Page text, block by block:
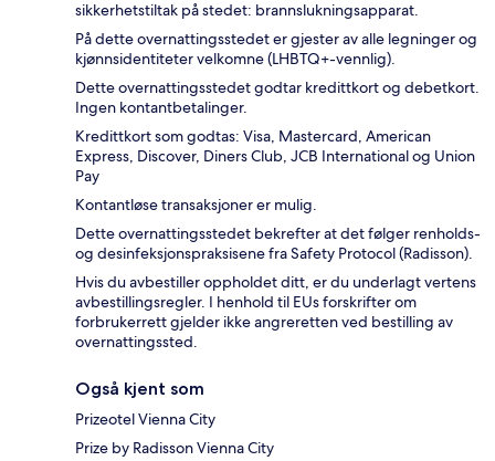
sikkerhetstiltak på stedet: brannslukningsapparat.
På dette overnattingsstedet er gjester av alle legninger og
kjønnsidentiteter velkomne (LHBTQ+-vennlig).
Dette overnattingsstedet godtar kredittkort og debetkort.
Ingen kontantbetalinger.
Kredittkort som godtas: Visa, Mastercard, American
Express, Discover, Diners Club, JCB International og Union
Pay
Kontantløse transaksjoner er mulig.
Dette overnattingsstedet bekrefter at det følger renholds-
og desinfeksjonspraksisene fra Safety Protocol (Radisson).
Hvis du avbestiller oppholdet ditt, er du underlagt vertens
avbestillingsregler. I henhold til EUs forskrifter om
forbrukerrett gjelder ikke angreretten ved bestilling av
overnattingssted.
Også kjent som
Prizeotel Vienna City
Prize by Radisson Vienna City